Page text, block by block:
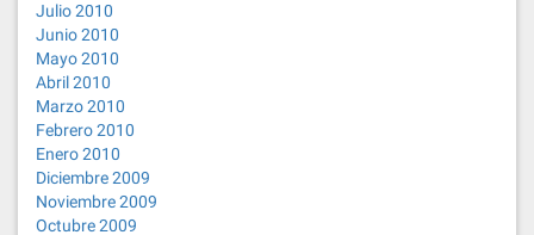
Julio 2010
Junio 2010
Mayo 2010
Abril 2010
Marzo 2010
Febrero 2010
Enero 2010
Diciembre 2009
Noviembre 2009
Octubre 2009